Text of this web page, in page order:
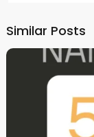
Similar Posts